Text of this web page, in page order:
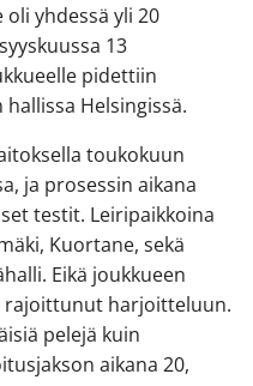
yhdessä yli 20
13
pidettiin
Helsingissä.
toukokuun
ja prosessin aikana
testit. Leiripaikkoina
Kuortane, sekä
Eikä joukkueen
rajoittunut harjoitteluun.
pelejä kuin
aikana 20,